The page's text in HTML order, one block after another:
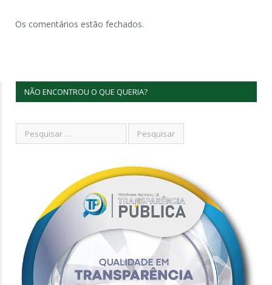
Os comentários estão fechados.
NÃO ENCONTROU O QUE QUERIA?